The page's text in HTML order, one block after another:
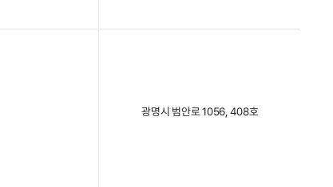
광명시 범안로 1056, 408호